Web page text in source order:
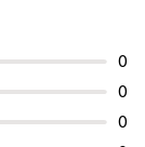
0
0
0